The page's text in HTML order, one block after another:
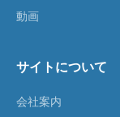
動画
サイトについて
会社案内